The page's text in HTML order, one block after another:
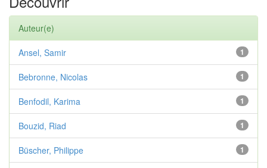
Auteur(e)
1
Ansel, Samir
1
Bebronne, Nicolas
1
Benfodil, Karima
1
Bouzid, Riad
1
Büscher, Philippe